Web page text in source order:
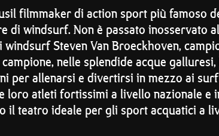
filmmaker di action sport più famoso
di windsurf. Non è passato inosservato
Steven Van Broeckhoven,
nelle splendide acque
per allenarsi e divertirsi in mezzo ai
loro atleti fortissimi a livello nazionale e
il teatro ideale per gli sport acquatici a